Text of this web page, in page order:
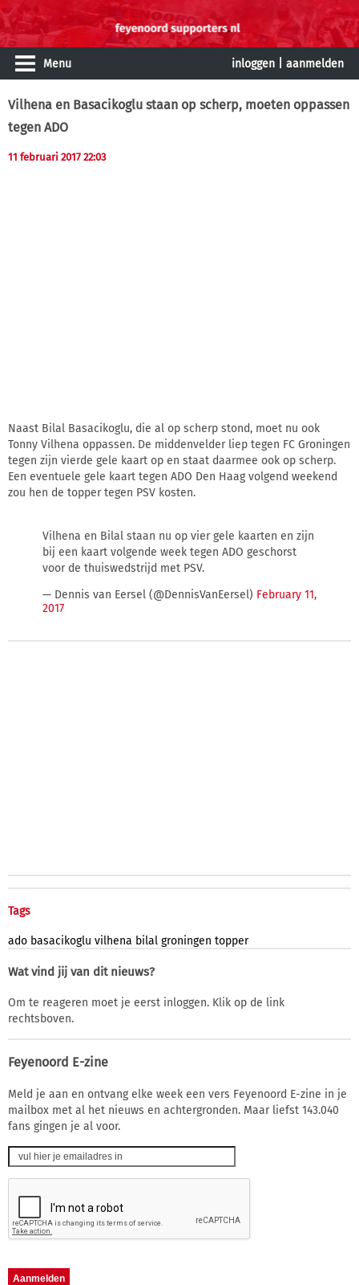
Menu inloggen aanmelden
Vilhena en Basacikoglu staan op scherp, moeten oppassen
tegen ADO
11 februari 2017 22:03
Naast Bilal Basacikoglu, die al op scherp stond, moet nu ook
Tonny Vilhena oppassen. De middenvelder liep tegen FC Groningen
tegen zijn vierde gele kaart op en staat daarmee ook op scherp.
Een eventuele gele kaart tegen ADO Den Haag volgend weekend
zou hen de topper tegen PSV kosten.
Vilhena en Bilal staan nu op vier gele kaarten en zijn
bij een kaart volgende week tegen ADO geschorst
voor de thuiswedstrijd met PSV.
— Dennis van Eersel (@DennisVanEersel) February 11,
2017
Tags
ado basacikoglu vilhena bilal groningen topper
Wat vind jij van dit nieuws?
Om te reageren moet je eerst inloggen. Klik op de link
rechtsboven.
Feyenoord E-zine
Meld je aan en ontvang elke week een vers Feyenoord E-zine in je
mailbox met al het nieuws en achtergronden. Maar liefst 143.040
fans gingen je al voor.